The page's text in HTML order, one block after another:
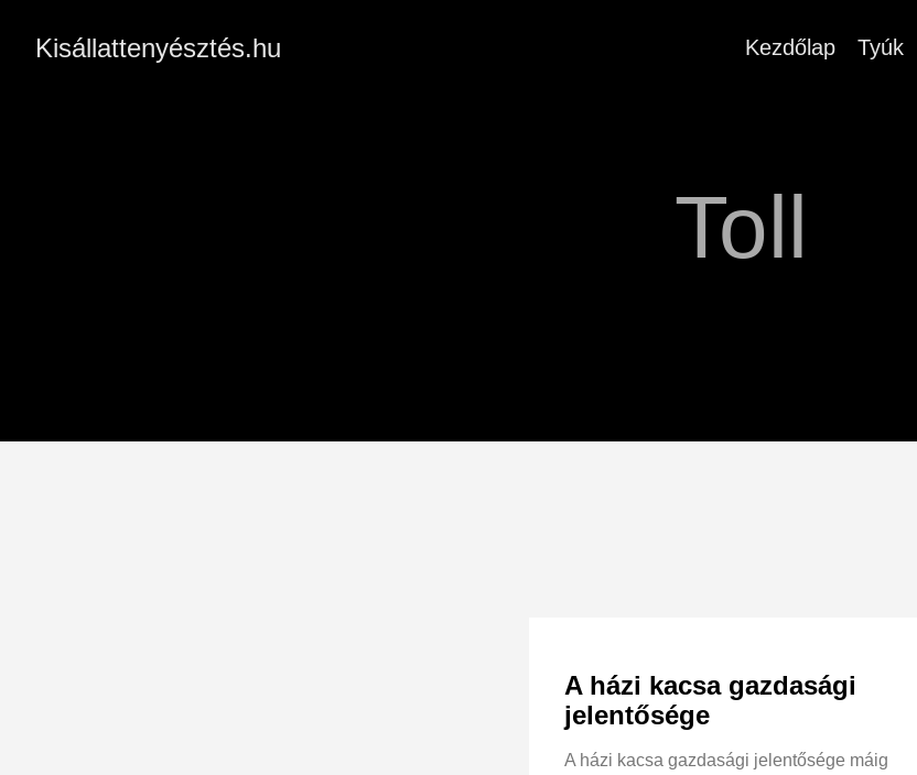
Kisállattenyésztés.hu Kezdőlap Tyúk
Toll
A házi kacsa gazdasági
jelentősége
A házi kacsa gazdasági jelentősége máig